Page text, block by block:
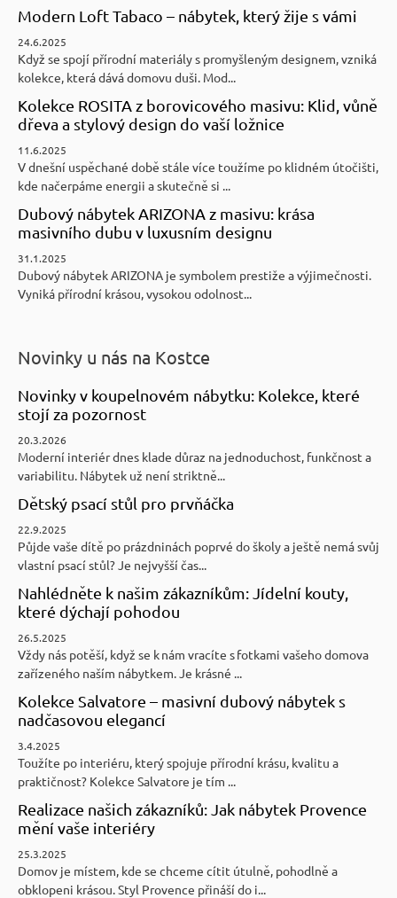
Modern Loft Tabaco – nábytek, který žije s vámi
24.6.2025
Když se spojí přírodní materiály s promyšleným designem, vzniká
kolekce, která dává domovu duši. Mod...
Kolekce ROSITA z borovicového masivu: Klid, vůně
dřeva a stylový design do vaší ložnice
11.6.2025
V dnešní uspěchané době stále více toužíme po klidném útočišti,
kde načerpáme energii a skutečně si ...
Dubový nábytek ARIZONA z masivu: krása
masivního dubu v luxusním designu
31.1.2025
Dubový nábytek ARIZONA je symbolem prestiže a výjimečnosti.
Vyniká přírodní krásou, vysokou odolnost...
Novinky u nás na Kostce
Novinky v koupelnovém nábytku: Kolekce, které
stojí za pozornost
20.3.2026
Moderní interiér dnes klade důraz na jednoduchost, funkčnost a
variabilitu. Nábytek už není striktně...
Dětský psací stůl pro prvňáčka
22.9.2025
Půjde vaše dítě po prázdninách poprvé do školy a ještě nemá svůj
vlastní psací stůl? Je nejvyšší čas...
Nahlédněte k našim zákazníkům: Jídelní kouty,
které dýchají pohodou
26.5.2025
Vždy nás potěší, když se k nám vracíte s fotkami vašeho domova
zařízeného naším nábytkem. Je krásné ...
Kolekce Salvatore – masivní dubový nábytek s
nadčasovou elegancí
3.4.2025
Toužíte po interiéru, který spojuje přírodní krásu, kvalitu a
praktičnost? Kolekce Salvatore je tím ...
Realizace našich zákazníků: Jak nábytek Provence
mění vaše interiéry
25.3.2025
Domov je místem, kde se chceme cítit útulně, pohodlně a
obklopeni krásou. Styl Provence přináší do i...